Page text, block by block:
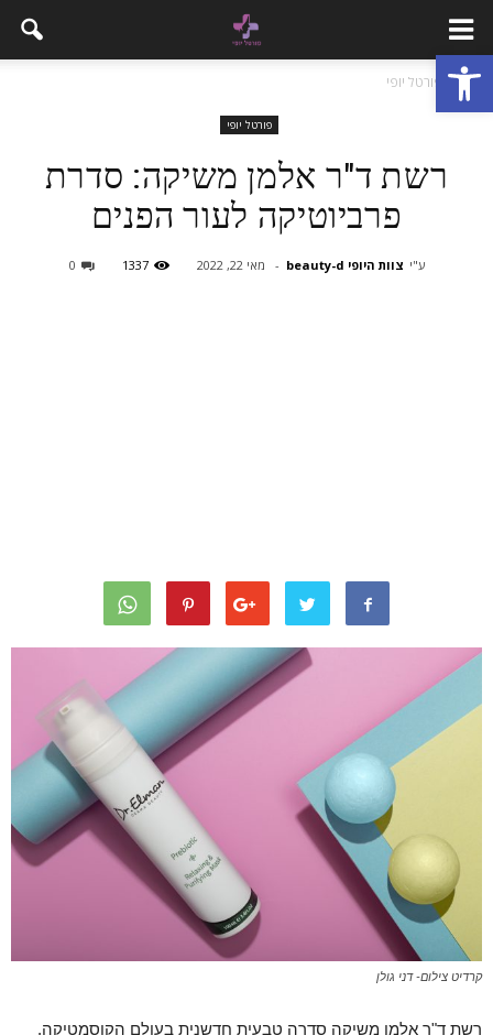
פתח סרגל נגישות
בית פורטל יופי
פורטל יופי
רשת ד"ר אלמן משיקה: סדרת
פרביוטיקה לעור הפנים
ע"י צוות היופי beauty-d - מאי 22, 2022 1337
0
קרדיט צילום- דני גולן
רשת ד"ר אלמן משיקה סדרה טבעית חדשנית בעולם הקוסמטיקה.